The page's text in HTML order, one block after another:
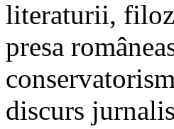
literaturii,
presa
discurs